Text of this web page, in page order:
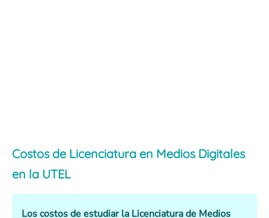
Costos de Licenciatura en Medios Digitales
en la UTEL
Los costos de estudiar la Licenciatura de Medios